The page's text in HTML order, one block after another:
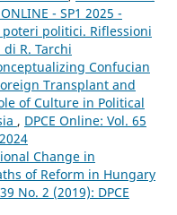
- SP1 2025 -
politici. Riflessioni
R. Tarchi
Confucian
Transplant and
of Culture in Political
, DPCE Online: Vol. 65
Change in
of Reform in Hungary
No. 2 (2019): DPCE